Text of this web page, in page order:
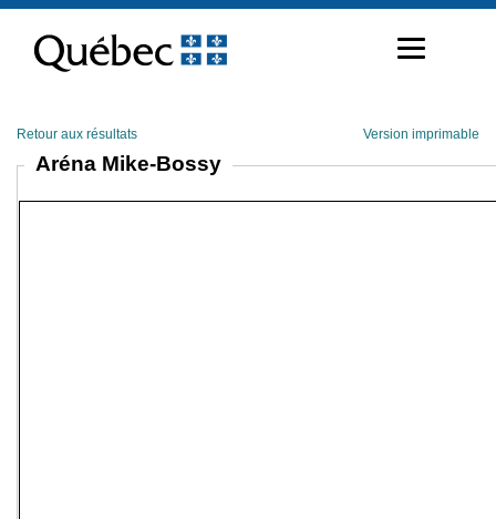
contenu
Retour aux résultats Version imprimable
Aréna Mike-Bossy